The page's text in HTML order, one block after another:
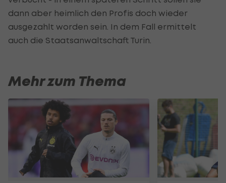
dann aber heimlich den Profis doch wieder
ausgezahlt worden sein. In dem Fall ermittelt
auch die Staatsanwaltschaft Turin.
Mehr zum Thema